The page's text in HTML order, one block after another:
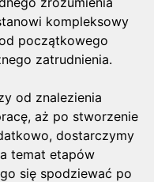
kompleksowy
początkowego
zatrudnienia.
od znalezienia
aż po stworzenie
dostarczymy
temat etapów
się spodziewać po